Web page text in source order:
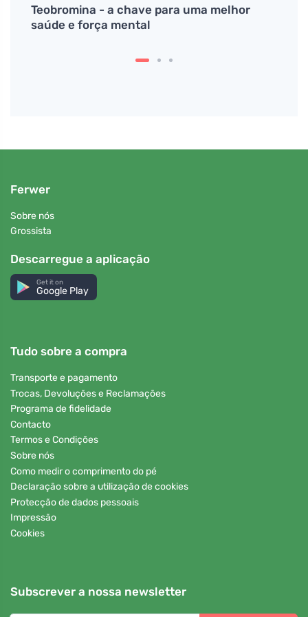
Teobromina - a chave para uma melhor
saúde e força mental
Ferwer
Sobre nós
Grossista
Descarregue a aplicação
Get it on
Google Play
Tudo sobre a compra
Transporte e pagamento
Trocas, Devoluções e Reclamações
Programa de fidelidade
Contacto
Termos e Condições
Sobre nós
Como medir o comprimento do pé
Declaração sobre a utilização de cookies
Protecção de dados pessoais
Impressão
Cookies
Subscrever a nossa newsletter